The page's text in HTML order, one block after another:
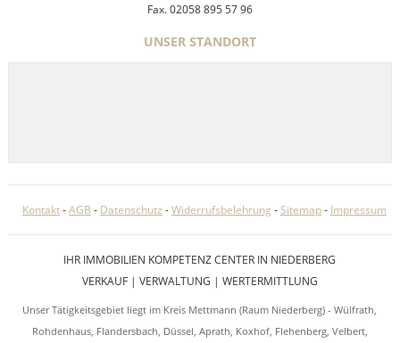
Fax. 02058 895 57 96
UNSER STANDORT
Kontakt-AGB - Datenschutz -Widerrufsbelehrung -Sitemap- Impressum
IHR IMMOBILIEN KOMPETENZ CENTER IN NIEDERBERG
VERKAUF | VERWALTUNG | WERTERMITTLUNG
Unser Tätigkeitsgebiet liegt im Kreis Mettmann (Raum Niederberg) - Wülfrath,
Rohdenhaus, Flandersbach, Düssel, Aprath, Koxhof, Flehenberg, Velbert,